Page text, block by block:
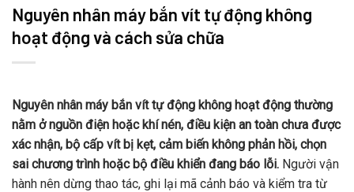
Nguyên nhân máy bắn vít tự động không
hoạt động và cách sửa chữa
Nguyên nhân máy bắn vít tự động không hoạt động thường
nằm ở nguồn điện hoặc khí nén, điều kiện an toàn chưa được
xác nhận, bộ cấp vít bị kẹt, cảm biến không phản hồi, chọn
sai chương trình hoặc bộ điều khiển đang báo lỗi. Người vận
hành nên dừng thao tác, ghi lại mã cảnh báo và kiểm tra từ